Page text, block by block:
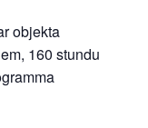
objekta
160 stundu